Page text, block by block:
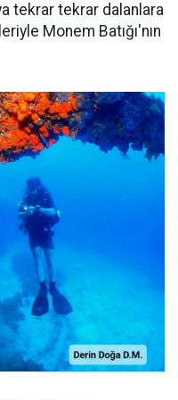
tekrar tekrar dalanlara
Monem Batığı'nın